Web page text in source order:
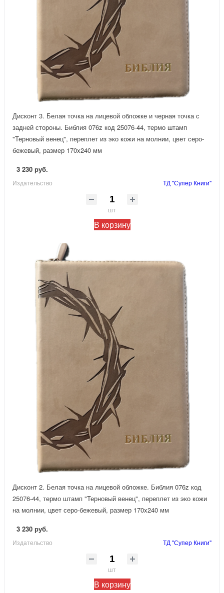
Дисконт 3. Белая точка на лицевой обложке и черная точка с
задней стороны. Библия 076z код 25076-44, термо штамп
"Терновый венец", переплет из эко кожи на молнии, цвет серо-
бежевый, размер 170x240 мм
3 230 руб.
Издательство ТД "Супер Книги"
шт
В корзину
Дисконт 2. Белая точка на лицевой обложке. Библия 076z код
25076-44, термо штамп "Терновый венец", переплет из эко кожи
на молнии, цвет серо-бежевый, размер 170x240 мм
3 230 руб.
Издательство ТД "Супер Книги"
шт
В корзину